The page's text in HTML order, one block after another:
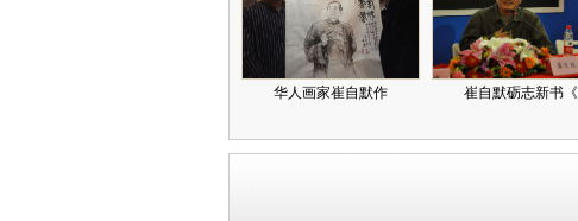
华人画家崔自默作 崔自默砺志新书《